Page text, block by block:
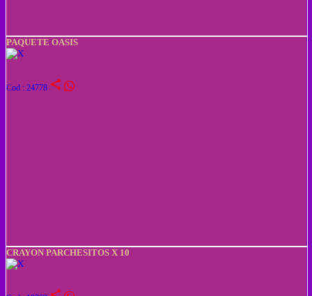
PAQUETE OASIS
Cod : 24778 share
CRAYON PARCHESITOS X 10